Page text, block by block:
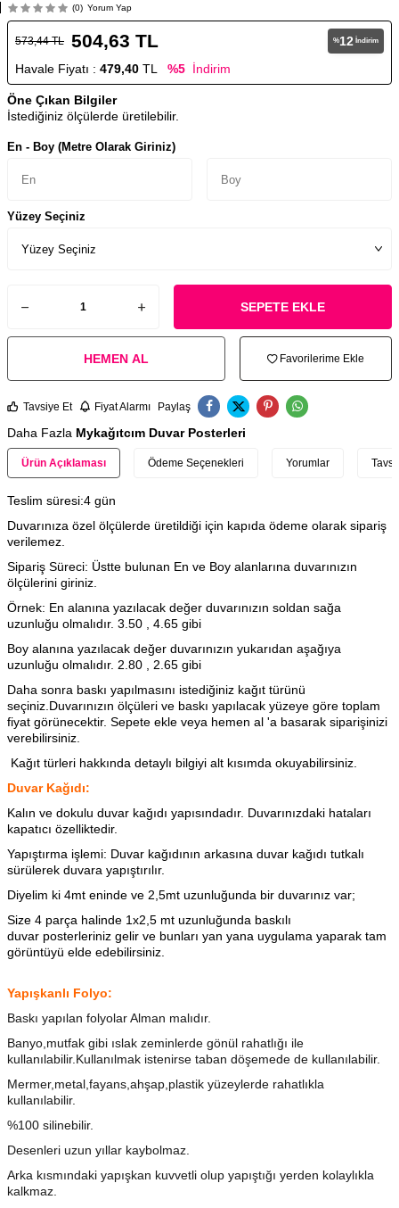
(0) Yorum Yap
573,44TL 504,63 TL %12 İndirim
Havale Fiyatı : 479,40 TL %5 İndirim
Öne Çıkan Bilgiler
İstediğiniz ölçülerde üretilebilir.
En - Boy (Metre Olarak Giriniz)
Yüzey Seçiniz
SEPETE EKLE
HEMEN AL Favorilerime Ekle
Tavsiye Et Fiyat Alarmı Paylaş
Daha Fazla Mykağıtcım Duvar Posterleri
Ürün Açıklaması Ödeme Seçenekleri Yorumlar
Teslim süresi:4 gün
Duvarınıza özel ölçülerde üretildiği için kapıda ödeme olarak sipariş
verilemez.
Sipariş Süreci: Üstte bulunan En ve Boy alanlarına duvarınızın
ölçülerini giriniz.
Örnek: En alanına yazılacak değer duvarınızın soldan sağa
uzunluğu olmalıdır. 3.50 , 4.65 gibi
Boy alanına yazılacak değer duvarınızın yukarıdan aşağıya
uzunluğu olmalıdır. 2.80 , 2.65 gibi
Daha sonra baskı yapılmasını istediğiniz kağıt türünü
seçiniz.Duvarınızın ölçüleri ve baskı yapılacak yüzeye göre toplam
fiyat görünecektir. Sepete ekle veya hemen al 'a basarak siparişinizi
verebilirsiniz.
Kağıt türleri hakkında detaylı bilgiyi alt kısımda okuyabilirsiniz.
Duvar Kağıdı:
Kalın ve dokulu duvar kağıdı yapısındadır. Duvarınızdaki hataları
kapatıcı özelliktedir.
Yapıştırma işlemi: Duvar kağıdının arkasına duvar kağıdı tutkalı
sürülerek duvara yapıştırılır.
Diyelim ki 4mt eninde ve 2,5mt uzunluğunda bir duvarınız var;
Size 4 parça halinde 1x2,5 mt uzunluğunda baskılı
duvar posterleriniz gelir ve bunları yan yana uygulama yaparak tam
görüntüyü elde edebilirsiniz.
Yapışkanlı Folyo:
Baskı yapılan folyolar Alman malıdır.
Banyo,mutfak gibi ıslak zeminlerde gönül rahatlığı ile
kullanılabilir.Kullanılmak istenirse taban döşemede de kullanılabilir.
Mermer,metal,fayans,ahşap,plastik yüzeylerde rahatlıkla
kullanılabilir.
%100 silinebilir.
Desenleri uzun yıllar kaybolmaz.
Arka kısmındaki yapışkan kuvvetli olup yapıştığı yerden kolaylıkla
kalkmaz.